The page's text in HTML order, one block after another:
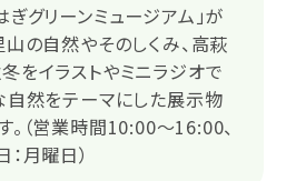
グリーンミュージアム」が
山の自然やそのしくみ、高萩
をイラストやミニラジオで
自然をテーマにした展示物
。（営業時間10:00～16:00、
月曜日）